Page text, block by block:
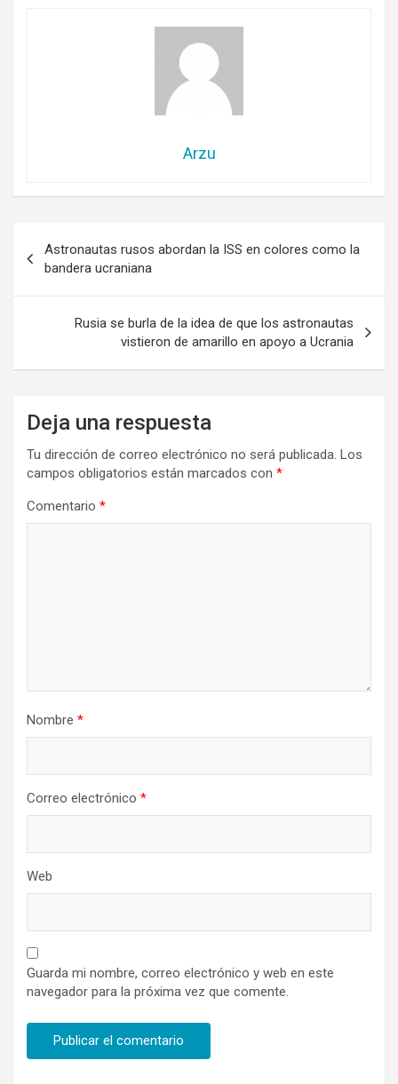
Arzu
de
entradas
Astronautas rusos abordan la ISS en colores como la
bandera ucraniana
Rusia se burla de la idea de que los astronautas
vistieron de amarillo en apoyo a Ucrania
Deja una respuesta
Tu dirección de correo electrónico no será publicada. Los
campos obligatorios están marcados con *
Comentario *
Nombre *
Correo electrónico *
Web
Guarda mi nombre, correo electrónico y web en este
navegador para la próxima vez que comente.